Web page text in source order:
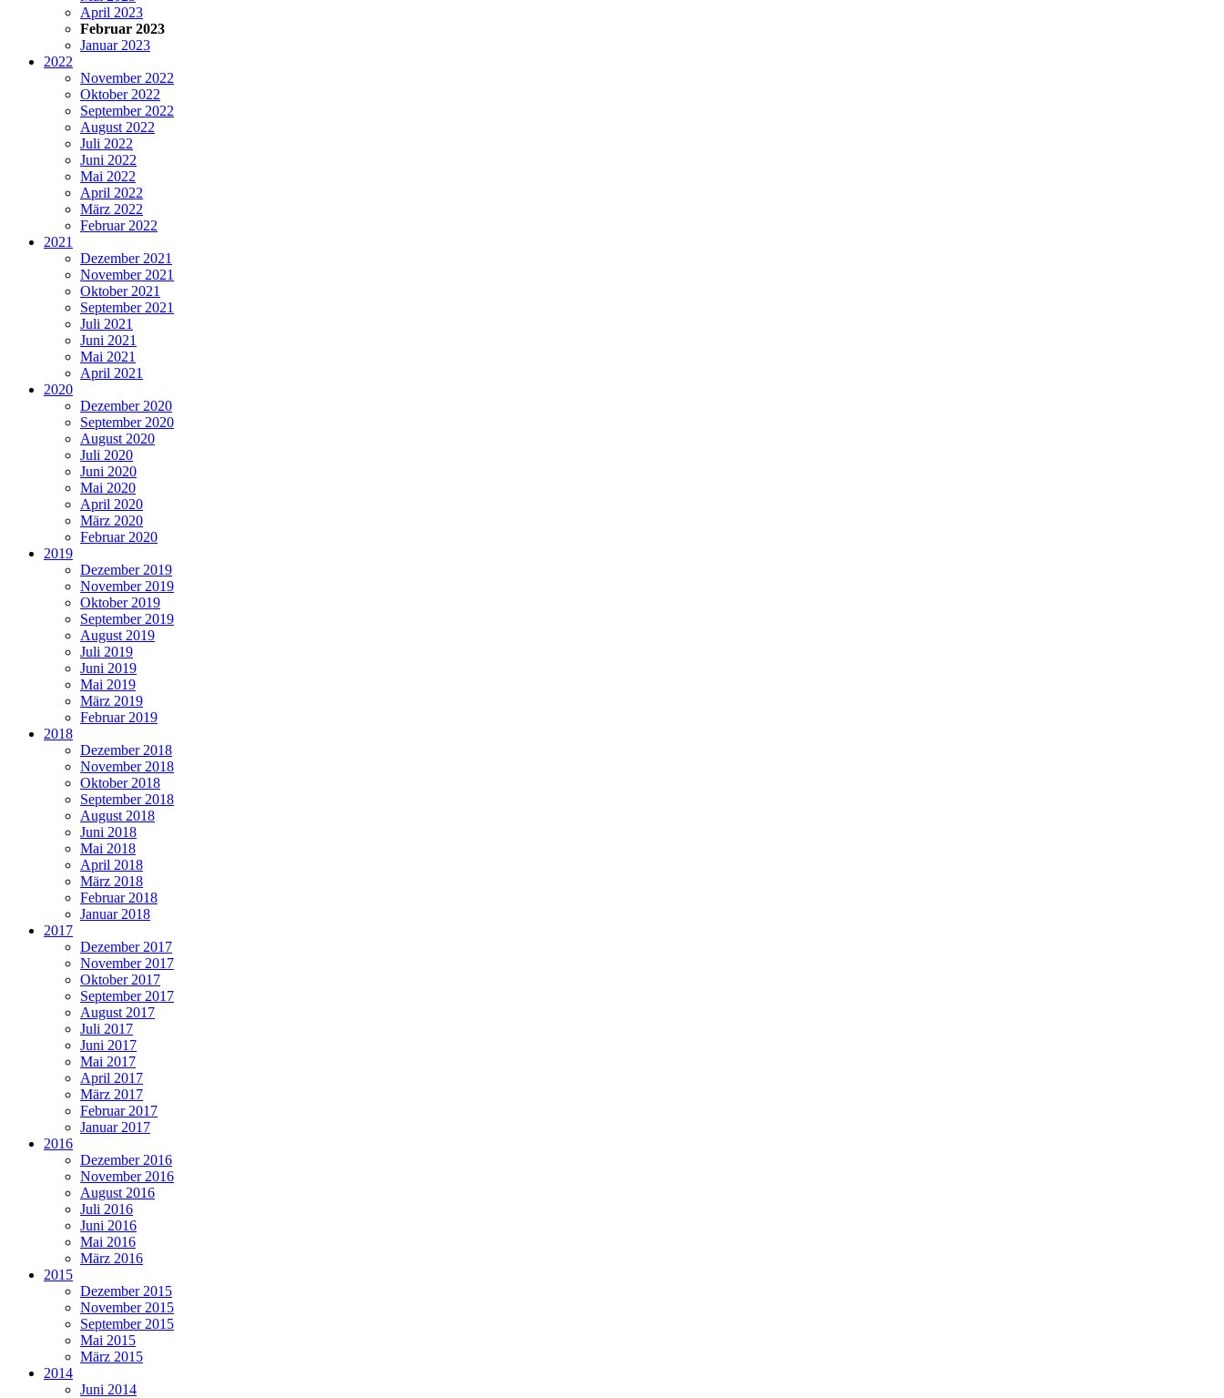
April 2023
Februar 2023
Januar 2023
2022
November 2022
Oktober 2022
September 2022
August 2022
Juli 2022
Juni 2022
Mai 2022
April 2022
März 2022
Februar 2022
2021
Dezember 2021
November 2021
Oktober 2021
September 2021
Juli 2021
Juni 2021
Mai 2021
April 2021
2020
Dezember 2020
September 2020
August 2020
Juli 2020
Juni 2020
Mai 2020
April 2020
März 2020
Februar 2020
2019
Dezember 2019
November 2019
Oktober 2019
September 2019
August 2019
Juli 2019
Juni 2019
Mai 2019
März 2019
Februar 2019
2018
Dezember 2018
November 2018
Oktober 2018
September 2018
August 2018
Juni 2018
Mai 2018
April 2018
März 2018
Februar 2018
Januar 2018
2017
Dezember 2017
November 2017
Oktober 2017
September 2017
August 2017
Juli 2017
Juni 2017
Mai 2017
April 2017
März 2017
Februar 2017
Januar 2017
2016
Dezember 2016
November 2016
August 2016
Juli 2016
Juni 2016
Mai 2016
März 2016
2015
Dezember 2015
November 2015
September 2015
Mai 2015
März 2015
2014
Juni 2014